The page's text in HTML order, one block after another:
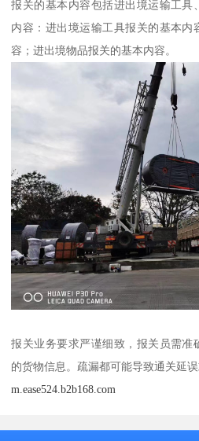
报关的基本内容包括进出境运输工具
内容：进出境运输工具报关的基本内
容；进出境物品报关的基本内容。
报关业务要求严谨细致，报关员需准
的货物信息。疏漏都可能导致通关延误
m.ease524.b2b168.com